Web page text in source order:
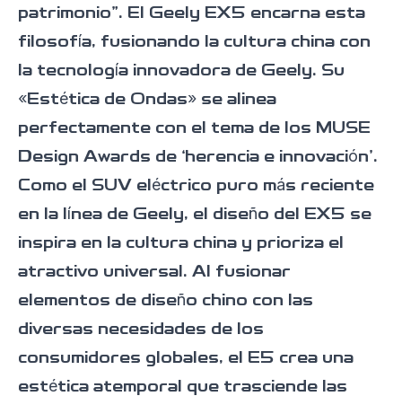
Descubrir
patrimonio”. El Geely EX5 encarna esta
filosofía, fusionando la cultura china con
la tecnología innovadora de Geely. Su
«Estética de Ondas» se alinea
perfectamente con el tema de los MUSE
Design Awards de ‘herencia e innovación’.
Como el SUV eléctrico puro más reciente
en la línea de Geely, el diseño del EX5 se
inspira en la cultura china y prioriza el
atractivo universal. Al fusionar
elementos de diseño chino con las
diversas necesidades de los
consumidores globales, el E5 crea una
estética atemporal que trasciende las